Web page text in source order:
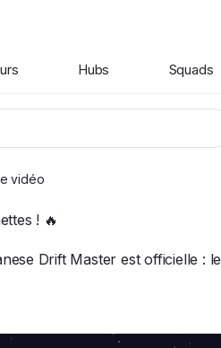
Hubs Squads
vidéo
! 🔥
Drift Master est officielle : le
avec des drifts épiques sur
comme Akina. Open-